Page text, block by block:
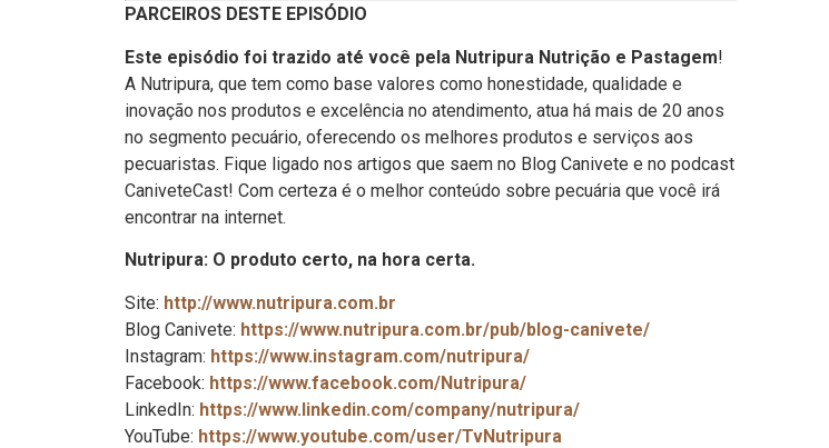
PARCEIROS DESTE EPISÓDIO
Este episódio foi trazido até você pela Nutripura Nutrição e Pastagem!
A Nutripura, que tem como base valores como honestidade, qualidade e
inovação nos produtos e excelência no atendimento, atua há mais de 20 anos
no segmento pecuário, oferecendo os melhores produtos e serviços aos
pecuaristas. Fique ligado nos artigos que saem no Blog Canivete e no podcast
CaniveteCast! Com certeza é o melhor conteúdo sobre pecuária que você irá
encontrar na internet.
Nutripura: O produto certo, na hora certa.
Site: http://www.nutripura.com.br
Blog Canivete: https://www.nutripura.com.br/pub/blog-canivete/
Instagram: https://www.instagram.com/nutripura/
Facebook: https://www.facebook.com/Nutripura/
LinkedIn: https://www.linkedin.com/company/nutripura/
YouTube: https://www.youtube.com/user/TvNutripura